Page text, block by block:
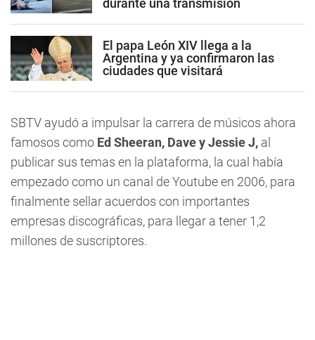
El papa León XIV llega a la
Argentina y ya confirmaron las
ciudades que visitará
SBTV ayudó a impulsar la carrera de músicos ahora
famosos como Ed Sheeran, Dave y Jessie J, al
publicar sus temas en la plataforma, la cual había
empezado como un canal de Youtube en 2006, para
finalmente sellar acuerdos con importantes
empresas discográficas, para llegar a tener 1,2
millones de suscriptores.